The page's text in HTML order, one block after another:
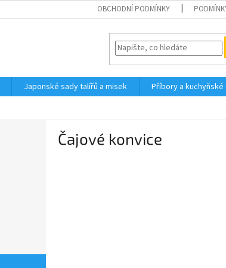
OBCHODNÍ PODMÍNKY
Japonské sady talířů a misek Příbory a kuchyňské
Čajové konvice